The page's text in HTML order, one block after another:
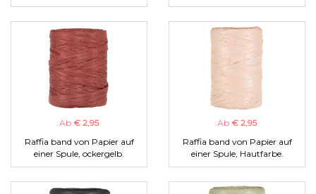
Ab € 2,95
Raffia band von Papier auf
einer Spule, ockergelb.
Ab € 2,95
Raffia band von Papier auf
einer Spule, Hautfarbe.